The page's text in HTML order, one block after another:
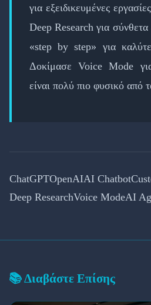
για εξειδικευμένες
Deep Research για
«step by step» για
Δοκίμασε Voice Mode
είναι πολύ πιο φυσικό από
ChatGPTOpenAIAI Chatbot
Deep ResearchVoice ModeAI
📚 Διαβάστε Επίσης